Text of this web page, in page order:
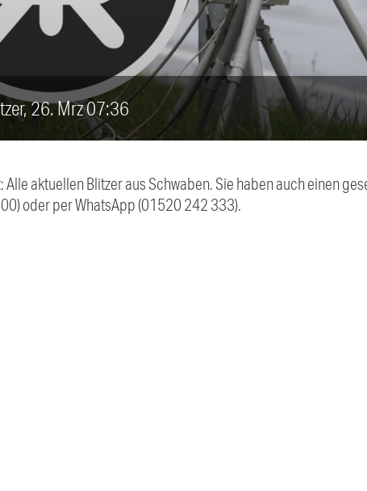
26. Mrz 07:36
aktuellen Blitzer aus Schwaben. Sie haben auch einen
oder per WhatsApp (01520 242 333).